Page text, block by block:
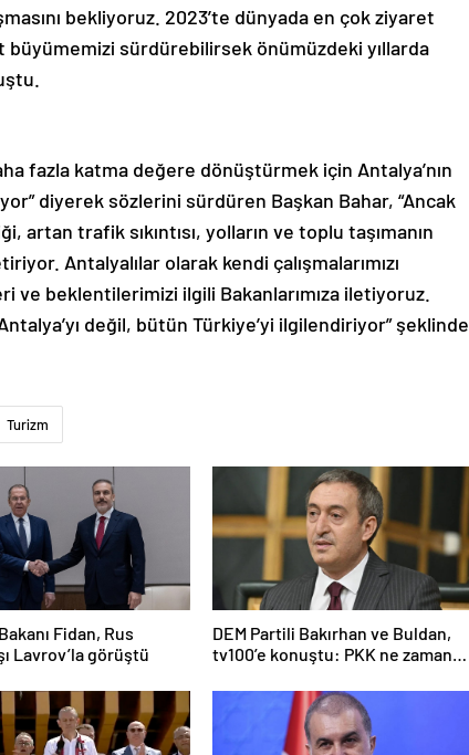
bekliyoruz. 2023’te dünyada en çok ziyaret
sürdürebilirsek önümüzdeki yıllarda
fazla katma değere dönüştürmek için Antalya’nın
diyerek sözlerini sürdüren Başkan Bahar, “Ancak
trafik sıkıntısı, yolların ve toplu taşımanın
Antalyalılar olarak kendi çalışmalarımızı
ve beklentilerimizi ilgili Bakanlarımıza iletiyoruz.
değil, bütün Türkiye’yi ilgilendiriyor” şeklinde
Turizm
Fidan, Rus
Lavrov’la görüştü
DEM Partili Bakırhan ve Buldan,
tv100’e konuştu: PKK ne zaman